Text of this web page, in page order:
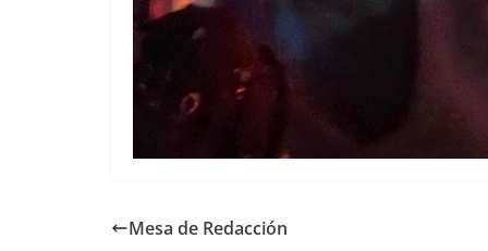
Mesa de Redacción